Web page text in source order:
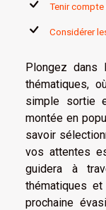
Tenir
Considérer
Plongez dans
thématiques,
simple sortie
montée en
savoir
vos attentes
guidera à
thématiques
prochaine